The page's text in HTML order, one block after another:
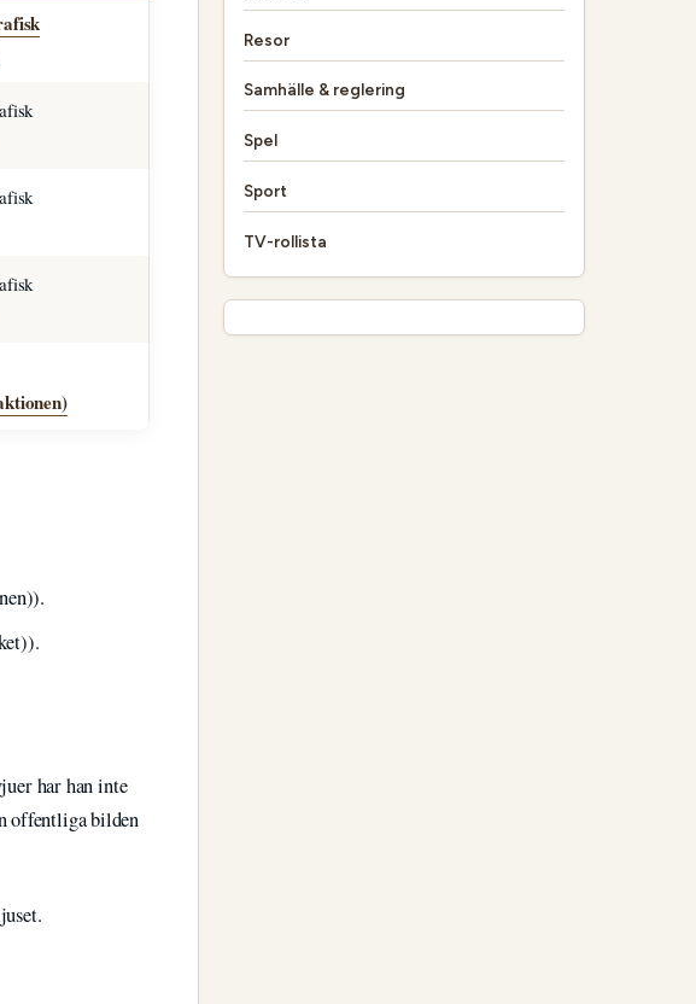
har han inte
offentliga bilden
Resor
Samhälle & reglering
Spel
Sport
TV-rollista